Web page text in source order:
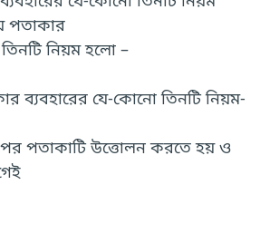
পতাকার
নিয়ম হলো –
ব্যবহারের যে-কোনো তিনটি নিয়ম-
পতাকাটি উত্তোলন করতে হয় ও